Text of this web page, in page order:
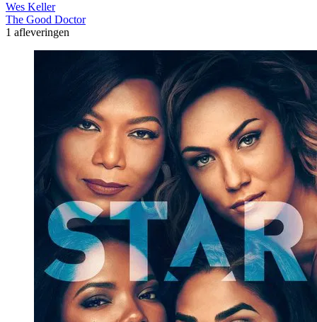
Wes Keller
The Good Doctor
1 afleveringen